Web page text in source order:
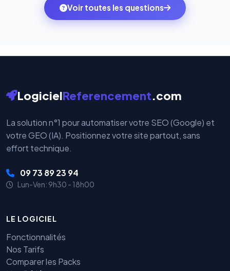
votre historique.
monde. Vos données bancaires ne transitent jamais
par nos serveurs — elles sont gérées directement et
Voir toutes les questions
LogicielReferencement.com
La solution n°1 pour automatiser votre SEO (Google) et
votre GEO (IA). Positionnez votre site partout, sans
effort technique.
09 73 89 23 94
Lun-Ven: 9h30 - 18h00
LE LOGICIEL
Fonctionnalités
Nos Tarifs
Comparer les Packs